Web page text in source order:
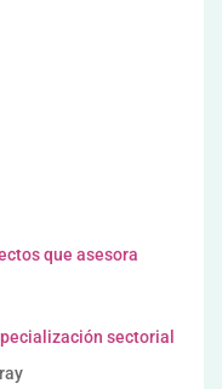
que asesora
sectorial